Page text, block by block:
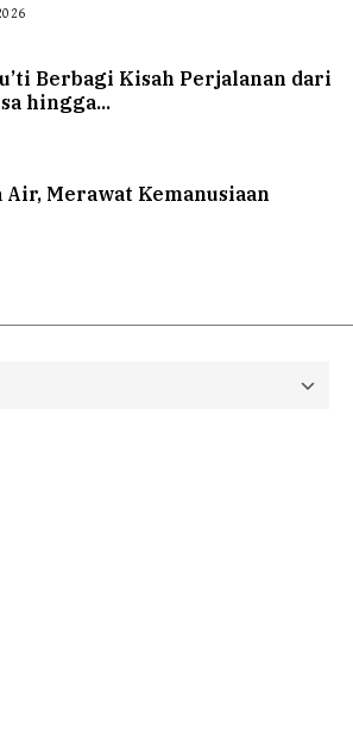
Berbagi Kisah Perjalanan dari
hingga...
Air, Merawat Kemanusiaan